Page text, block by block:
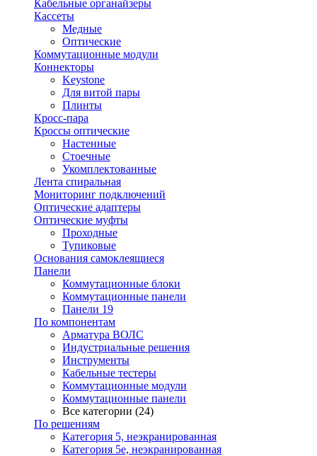
Кабельные органайзеры
Кассеты
Медные
Оптические
Коммутационные модули
Коннекторы
Keystone
Для витой пары
Плинты
Кросс-пара
Кроссы оптические
Настенные
Стоечные
Укомплектованные
Лента спиральная
Мониторинг подключений
Оптические адаптеры
Оптические муфты
Проходные
Тупиковые
Основания самоклеящиеся
Панели
Коммутационные блоки
Коммутационные панели
Панели 19
По компонентам
Арматура ВОЛС
Индустриальные решения
Инструменты
Кабельные тестеры
Коммутационные модули
Коммутационные панели
Все категории (24)
По решениям
Категория 5, неэкранированная
Категория 5е, неэкранированная